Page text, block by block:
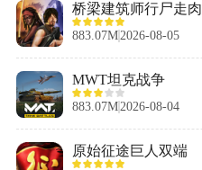
桥梁建筑师行尸走肉
883.07M2026-08-05
MWT坦克战争
883.07M2026-08-04
原始征途巨人双端